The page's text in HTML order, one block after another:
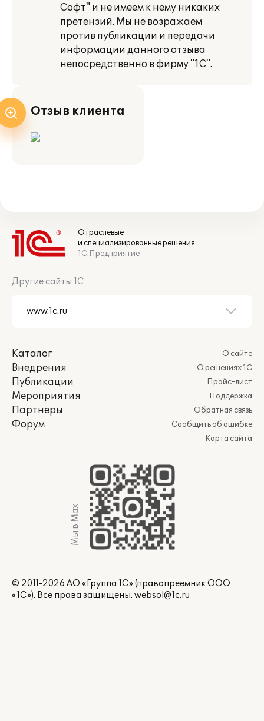
Софт" и не имеем к нему никаких
претензий. Мы не возражаем
против публикации и передачи
информации данного отзыва
непосредственно в фирму "1С".
Отзыв клиента
Отраслевые
и специализированные решения
1С:Предприятие
Другие сайты 1С
Каталог
Внедрения
Публикации
Мероприятия
Партнеры
Форум
О сайте
О решениях 1С
Прайс-лист
Поддержка
Обратная связь
Сообщить об ошибке
Карта сайта
Мы в Max
© 2011-2026 АО «Группа 1С» (правопреемник ООО
«1С»). Все права защищены. websol@1c.ru